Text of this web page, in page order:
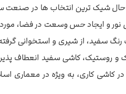
شیک ترین انتخاب ها در صنعت
نور و ایجاد حس وسعت در فضا،
رنگ سفید، از شیری و استخوانی
روستیک، کاشی سفید انعطاف
در کاشی کاری، به ویژه در